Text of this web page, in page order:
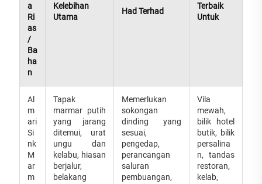
a
Ri
as
/
Ba
ha
n
Kelebihan
Utama
Had Terhad
Terbaik
Untuk
Al
m
ari
Si
nk
M
ar
m
Tapak
marmar putih
yang jarang
ditemui, urat
ungu dan
kelabu, hiasan
berjalur,
belakang
Memerlukan
sokongan
dinding yang
sesuai,
pengedap,
perancangan
saluran
pembuangan,
Vila
mewah,
bilik hotel
butik, bilik
persalina
n, tandas
restoran,
kelab,